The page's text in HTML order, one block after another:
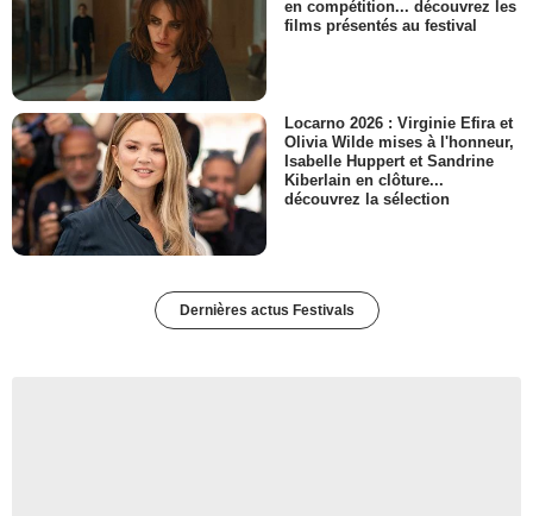
en compétition... découvrez les
films présentés au festival
Locarno 2026 : Virginie Efira et
Olivia Wilde mises à l'honneur,
Isabelle Huppert et Sandrine
Kiberlain en clôture...
découvrez la sélection
Dernières actus Festivals